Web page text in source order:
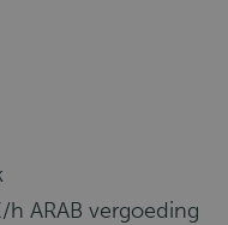
ARAB vergoeding